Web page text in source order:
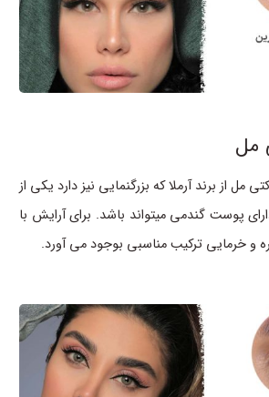
مل
مل از برند آرملا که بزرگنمایی نیز دارد یکی از
دارای پوست گندمی میتواند باشد. برای آرایش با
و خرمایی ترکیب مناسبی بوجود می آورد.